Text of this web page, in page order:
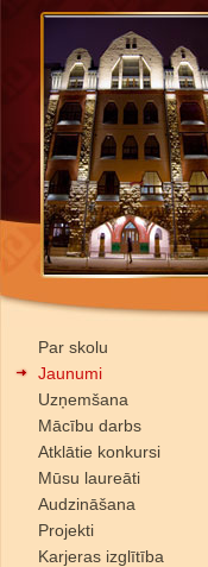
Par skolu
Jaunumi
Uzņemšana
Mācību darbs
Atklātie konkursi
Mūsu laureāti
Audzināšana
Projekti
Karjeras izglītība